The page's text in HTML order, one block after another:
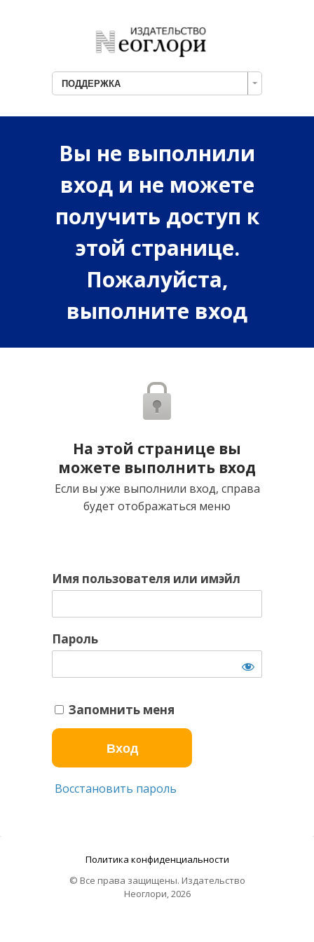
ПОДДЕРЖКА
Вы не выполнили
вход и не можете
получить доступ к
этой странице.
Пожалуйста,
выполните вход
На этой странице вы
можете выполнить вход
Если вы уже выполнили вход, справа
будет отображаться меню
Имя пользователя или имэйл
Пароль
Запомнить меня
Восстановить пароль
Политика конфиденциальности
© Все права защищены. Издательство
Неоглори, 2026